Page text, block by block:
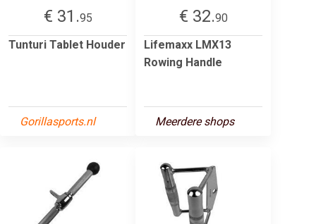
€ 31.95
Tunturi Tablet Houder
Gorillasports.nl
€ 32.90
Lifemaxx LMX13
Rowing Handle
Meerdere shops